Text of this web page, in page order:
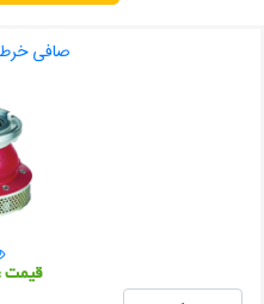
صافی
قیمت : 0